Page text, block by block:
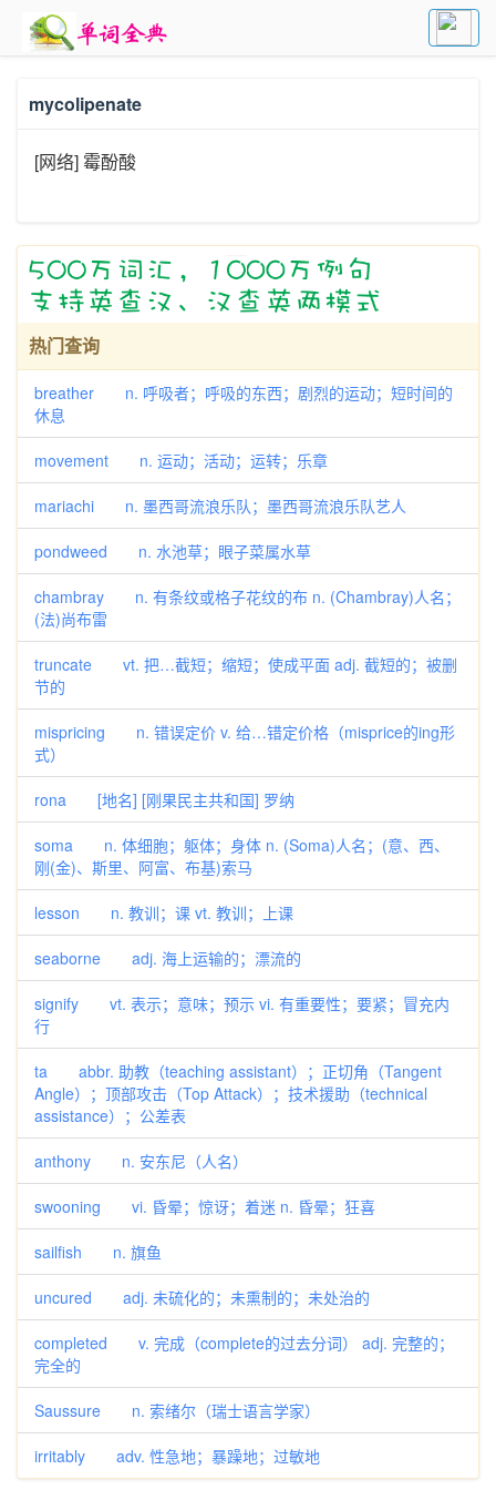
mycolipenate
[网络] 霉酚酸
热门查询
breather n. 呼吸者；呼吸的东西；剧烈的运动；短时间的
休息
movement n. 运动；活动；运转；乐章
mariachi n. 墨西哥流浪乐队；墨西哥流浪乐队艺人
pondweed n. 水池草；眼子菜属水草
chambray n. 有条纹或格子花纹的布 n. (Chambray)人名；
(法)尚布雷
truncate vt. 把…截短；缩短；使成平面 adj. 截短的；被删
节的
mispricing n. 错误定价 v. 给…错定价格（misprice的ing形
式）
rona [地名] [刚果民主共和国] 罗纳
soma n. 体细胞；躯体；身体 n. (Soma)人名；(意、西、
刚(金)、斯里、阿富、布基)索马
lesson n. 教训；课 vt. 教训；上课
seaborne adj. 海上运输的；漂流的
signify vt. 表示；意味；预示 vi. 有重要性；要紧；冒充内
行
ta abbr. 助教（teaching assistant）；正切角（Tangent
Angle）；顶部攻击（Top Attack）；技术援助（technical
assistance）；公差表
anthony n. 安东尼（人名）
swooning vi. 昏晕；惊讶；着迷 n. 昏晕；狂喜
sailfish n. 旗鱼
uncured adj. 未硫化的；未熏制的；未处治的
completed v. 完成（complete的过去分词） adj. 完整的；
完全的
Saussure n. 索绪尔（瑞士语言学家）
irritably adv. 性急地；暴躁地；过敏地